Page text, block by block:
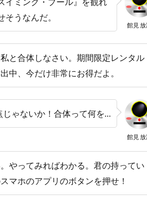
トニーノ・デリ・コリ
トニー・ギルロイ
ト
トニー・トーマス
トニー・ピアース
リ
トニー・ロンゴ
レ
トム・ウィルキンソン
プ
館見
うなんだ。
と合体しなさい。期間限定レンタル
中、今だけ非常にお得だよ。
館見
じゃないか！合体って何を…
やってみればわかる。君の持ってい
マホのアプリのボタンを押せ！